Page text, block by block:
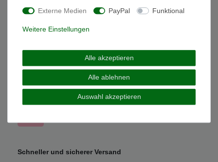
FAQ Funkuhren
Geschenkverpackung
Sicher und Bequem bezahlen
Schneller und sicherer Versand
Externe Medien PayPal Funktional
Weitere Einstellungen
Alle akzeptieren
Alle ablehnen
Auswahl akzeptieren